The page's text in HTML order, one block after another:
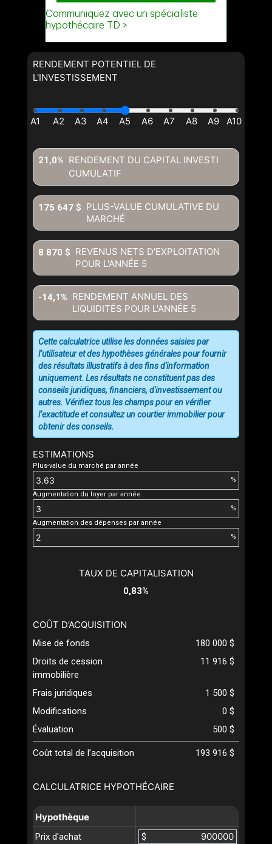
Message
conditions d'utilisation et vous nous fournissez l'autorisation écrite de
communiquer avec vous.
RENDEMENT POTENTIEL DE
L'INVESTISSEMENT
RENDEMENT DU CAPITAL INVESTI
CUMULATIF
21,0%
PLUS-VALUE CUMULATIVE DU
MARCHÉ
175 647 $
REVENUS NETS D'EXPLOITATION
POUR L'ANNÉE 5
8 870 $
RENDEMENT ANNUEL DES
LIQUIDITÉS POUR L'ANNÉE 5
-14,1%
ESTIMATIONS
Plus-value du marché par année
%
Augmentation du loyer par année
%
Augmentation des dépenses par année
%
Cette calculatrice utilise les données saisies par
l’utilisateur et des hypothèses générales pour fournir
des résultats illustratifs à des fins d'information
uniquement. Les résultats ne constituent pas des
conseils juridiques, financiers, d'investissement ou
autres. Vérifiez tous les champs pour en vérifier
l’exactitude et consultez un courtier immobilier pour
obtenir des conseils.
CALCULATRICE HYPOTHÉCAIRE
Hypothèque
Prix d'achat $
TAUX DE CAPITALISATION
0,83%
COÛT D’ACQUISITION
Mise de fonds
180 000 $
Droits de cession
immobilière
11 916 $
Frais juridiques
1 500 $
Modifications
0 $
Évaluation
500 $
Coût total de l’acquisition 193 916 $